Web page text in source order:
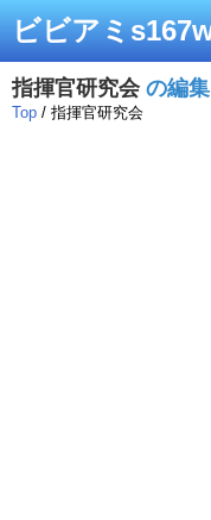
ビビアミ
指揮官研究会の編集
Top / 指揮官研究会